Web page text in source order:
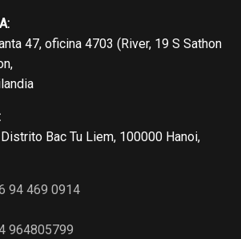
47, oficina 4703 (River, 19 S Sathon
Bac Tu Liem, 100000 Hanoi,
94 469 0914
964805799